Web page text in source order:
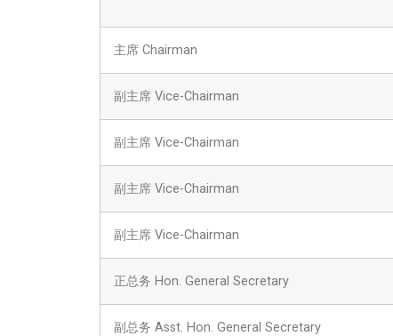
主席 Chairman
副主席 Vice-Chairman
副主席 Vice-Chairman
副主席 Vice-Chairman
副主席 Vice-Chairman
正总务 Hon. General Secretary
副总务 Asst. Hon. General Secretary